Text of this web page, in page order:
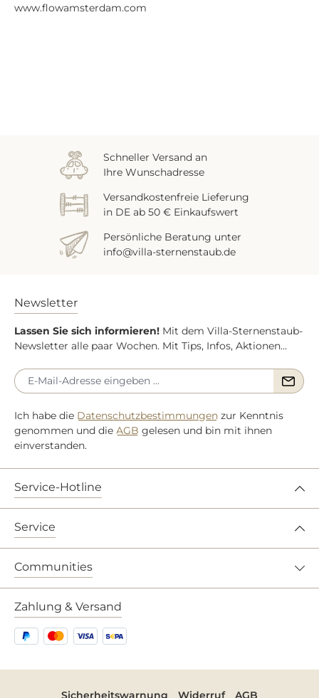
www.flowamsterdam.com
Schneller Versand an
Ihre Wunschadresse
Versandkostenfreie Lieferung
in DE ab 50 € Einkaufswert
Persönliche Beratung unter
info@villa-sternenstaub.de
Newsletter
Lassen Sie sich informieren! Mit dem Villa-Sternenstaub-
Newsletter alle paar Wochen. Mit Tips, Infos, Aktionen...
Ich habe die Datenschutzbestimmungen zur Kenntnis
genommen und die AGB gelesen und bin mit ihnen
einverstanden.
Service-Hotline
Service
Communities
Zahlung & Versand
Sicherheitswarnung Widerruf AGB